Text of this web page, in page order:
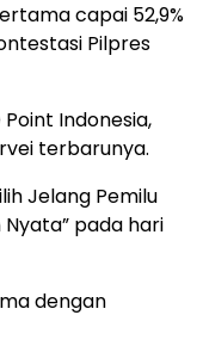
capai 52,9%
Pilpres
Indonesia,
terbarunya.
Jelang Pemilu
Nyata” pada hari
dengan